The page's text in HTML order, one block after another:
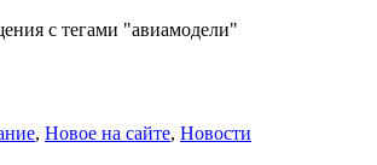
с тегами "авиамодели"
, Новое на сайте, Новости